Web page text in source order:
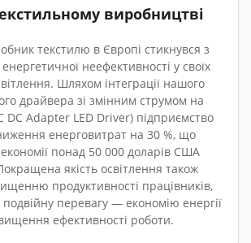
виробництві
текстилю в Європі стикнувся з
неефективності у своїх
Шляхом інтеграції нашого
драйвера зі змінним струмом на
DC Adapter LED Driver) підприємство
енерговитрат на 30 %, що
економії понад 50 000 доларів США
якість освітлення також
продуктивності працівників,
перевагу — економію енергії
ефективності роботи.